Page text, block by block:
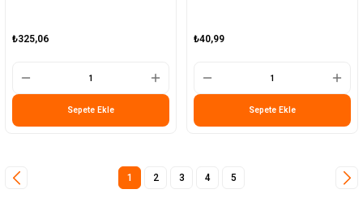
₺325,06
Sepete Ekle
₺40,99
Sepete Ekle
1 2 3 4 5